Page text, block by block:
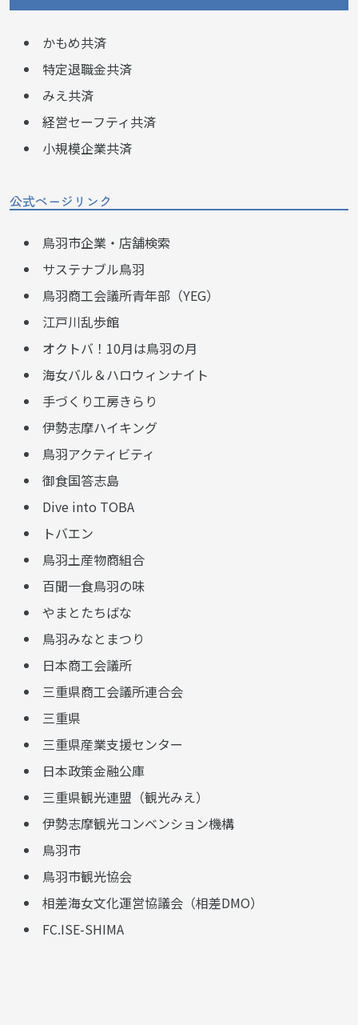
かもめ共済
特定退職金共済
みえ共済
経営セーフティ共済
小規模企業共済
公式ページリンク
鳥羽市企業・店舗検索
サステナブル鳥羽
鳥羽商工会議所青年部（YEG）
江戸川乱歩館
オクトバ！10月は鳥羽の月
海女バル＆ハロウィンナイト
手づくり工房きらり
伊勢志摩ハイキング
鳥羽アクティビティ
御食国答志島
Dive into TOBA
トバエン
鳥羽土産物商組合
百聞一食鳥羽の味
やまとたちばな
鳥羽みなとまつり
日本商工会議所
三重県商工会議所連合会
三重県
三重県産業支援センター
日本政策金融公庫
三重県観光連盟（観光みえ）
伊勢志摩観光コンベンション機構
鳥羽市
鳥羽市観光協会
相差海女文化運営協議会（相差DMO）
FC.ISE-SHIMA